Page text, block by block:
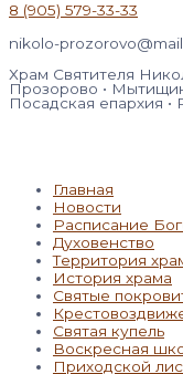
8 (905) 579-33-33
nikolo-
Храм Святителя
Прозорово •
Посадская епархия •
Главная
Новости
Расписание
Духовенство
Территория
История храма
Святые
Святая купель
Воскресная
Приходской